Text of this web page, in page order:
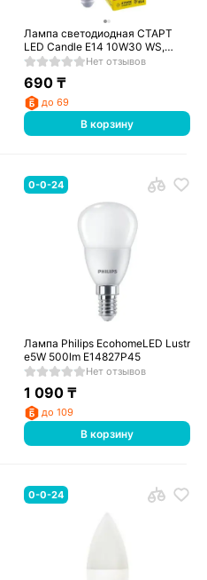
Лампа светодиодная СТАРТ
LED Candle E14 10W30 WS,
теплый
Нет отзывов
690 ₸
до 69
В корзину
0-0-24
Лампа Philips EcohomeLED Lustr
e5W 500lm E14827P45
Нет отзывов
1 090 ₸
до 109
В корзину
0-0-24